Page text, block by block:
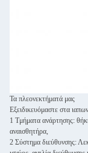
Τα πλεονεκτήματά μας
Εξειδικευόμαστε στα
1 Τμήματα ανάρτησης:
αναισθητήρα,
2 Σύστημα διεύθυνσης: